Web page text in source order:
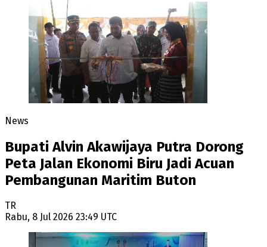
News
Bupati Alvin Akawijaya Putra Dorong
Peta Jalan Ekonomi Biru Jadi Acuan
Pembangunan Maritim Buton
TR
Rabu, 8 Jul 2026 23:49 UTC